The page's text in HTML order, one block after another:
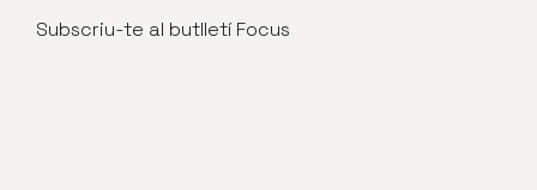
Subscriu-te al butlletí Focus